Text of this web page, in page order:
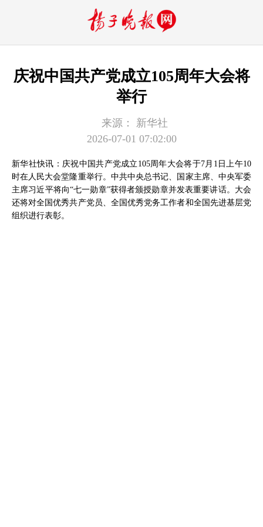
庆祝中国共产党成立105周年大会将
举行
来源：
新华社
2026-07-01 07:02:00
新华社快讯：庆祝中国共产党成立105周年大会将于7月1日上午10
时在人民大会堂隆重举行。中共中央总书记、国家主席、中央军委
主席习近平将向“七一勋章”获得者颁授勋章并发表重要讲话。大会
还将对全国优秀共产党员、全国优秀党务工作者和全国先进基层党
组织进行表彰。